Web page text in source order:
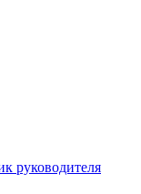
руководителя